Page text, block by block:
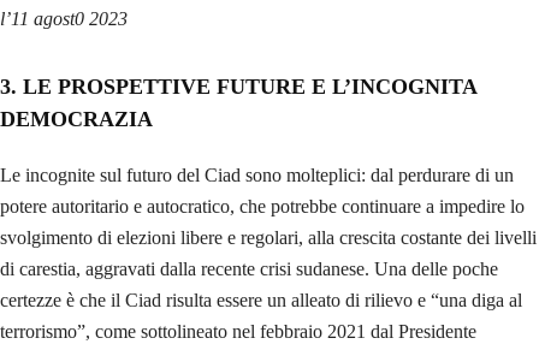
l’11 agost0 2023
3. LE PROSPETTIVE FUTURE E L’INCOGNITA
DEMOCRAZIA
Le incognite sul futuro del Ciad sono molteplici: dal perdurare di un
potere autoritario e autocratico, che potrebbe continuare a impedire lo
svolgimento di elezioni libere e regolari, alla crescita costante dei livelli
di carestia, aggravati dalla recente crisi sudanese. Una delle poche
certezze è che il Ciad risulta essere un alleato di rilievo e “una diga al
terrorismo”, come sottolineato nel febbraio 2021 dal Presidente